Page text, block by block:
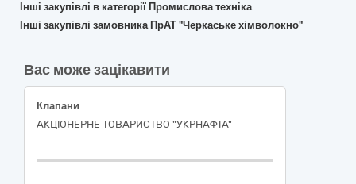
Інші закупівлі в категорії Промислова техніка
Інші закупівлі замовника ПрАТ "Черкаське хімволокно"
Вас може зацікавити
Клапани
АКЦІОНЕРНЕ ТОВАРИСТВО "УКPНAФТА"